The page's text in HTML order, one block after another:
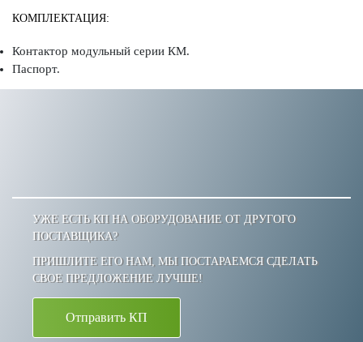
УЖЕ ЕСТЬ КП НА ОБОРУДОВАНИЕ ОТ ДРУГОГО
ПОСТАВЩИКА?
ПРИШЛИТЕ ЕГО НАМ, МЫ ПОСТАРАЕМСЯ СДЕЛАТЬ
СВОЕ ПРЕДЛОЖЕНИЕ ЛУЧШЕ!
Отправить КП
КОМПЛЕКТАЦИЯ:
Контактор модульный серии КМ.
Паспорт.